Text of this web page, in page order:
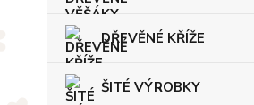
DŘEVĚNÉ KŘÍŽE
ŠITÉ VÝROBKY